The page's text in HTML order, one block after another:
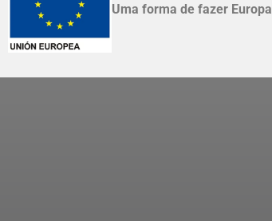
Uma forma de fazer Europa